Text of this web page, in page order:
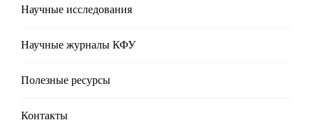
Научные исследования
Научные журналы КФУ
Полезные реcурсы
Контакты